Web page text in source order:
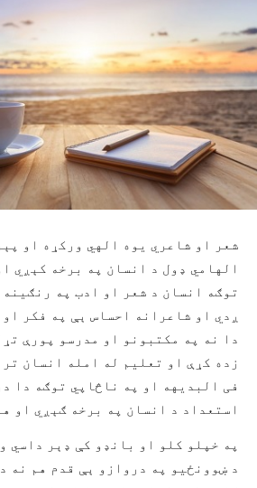
شعر او شاعري يوه الهي ورکړه او
الهامي ډول د انسان په برخه کېږي
توګه انسان د شعر او ادب په
ږدي او شاعرانه احساس ېې په فکر
دا نه په مکتبونو او مدرسو پورې
زده کړې او تعليم له امله انسان تر
فی البديهه او په ناڅاپي توګه دا
استعداد د انسان په برخه ګېږي او
په خپلو کلو او بانډو کې ډېر داسي
د ښوونځيو په دروازو ېې قدم هم نه